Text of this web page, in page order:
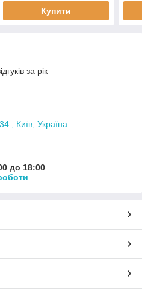
MERCEDES-BENZ,
HANOMAGКупити
за рік
, Київ, Україна
до 18:00